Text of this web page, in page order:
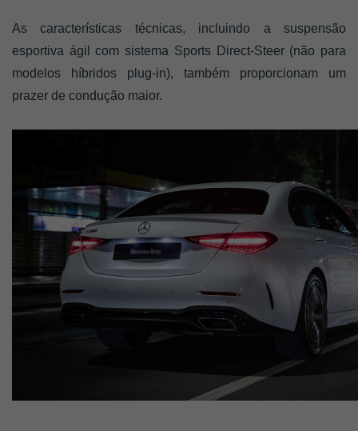
As características técnicas, incluindo a suspensão
esportiva ágil com sistema Sports Direct-Steer (não para
modelos híbridos plug-in), também proporcionam um
prazer de condução maior.